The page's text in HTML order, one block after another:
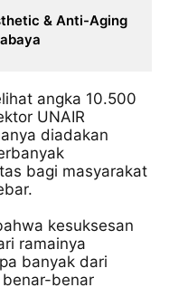
& Anti-Aging
angka 10.500
UNAIR
diadakan
bagi masyarakat
kesuksesan
ramainya
banyak dari
benar